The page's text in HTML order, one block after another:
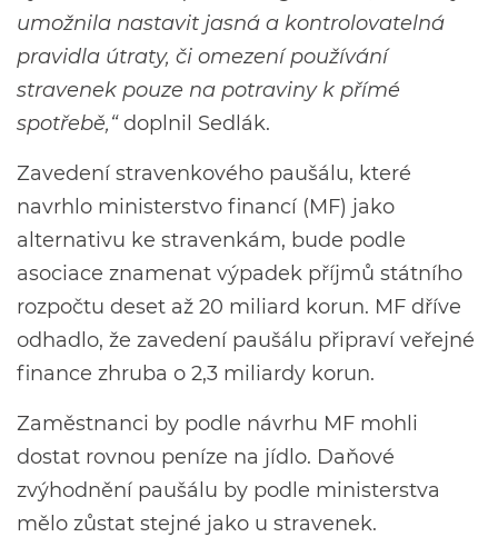
umožnila nastavit jasná a kontrolovatelná
pravidla útraty, či omezení používání
stravenek pouze na potraviny k přímé
spotřebě,“doplnil Sedlák.
Zavedení stravenkového paušálu, které
navrhlo ministerstvo financí (MF) jako
alternativu ke stravenkám, bude podle
asociace znamenat výpadek příjmů státního
rozpočtu deset až 20 miliard korun. MF dříve
odhadlo, že zavedení paušálu připraví veřejné
finance zhruba o 2,3 miliardy korun.
Zaměstnanci by podle návrhu MF mohli
dostat rovnou peníze na jídlo. Daňové
zvýhodnění paušálu by podle ministerstva
mělo zůstat stejné jako u stravenek.